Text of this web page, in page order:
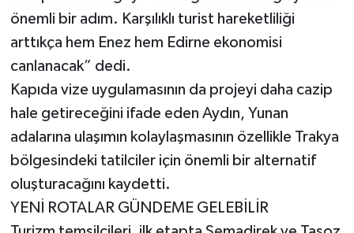
önemli bir adım. Karşılıklı turist hareketliliği
arttıkça hem Enez hem Edirne ekonomisi
canlanacak” dedi.
Kapıda vize uygulamasının da projeyi daha cazip
hale getireceğini ifade eden Aydın, Yunan
adalarına ulaşımın kolaylaşmasının özellikle Trakya
bölgesindeki tatilciler için önemli bir alternatif
oluşturacağını kaydetti.
YENİ ROTALAR GÜNDEME GELEBİLİR